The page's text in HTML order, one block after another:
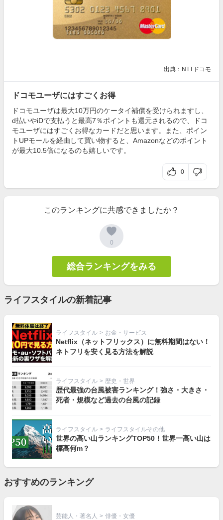
出典：NTTドコモ
ドコモユーザにはすごくお得
ドコモユーザは最大10万円のケータイ補償を受けられますし、
d払いやiDで支払うと最高7％ポイントも還元されるので、ドコ
モユーザにはすごくお得なカードだと思います。また、ポイン
トUPモールを経由して買い物すると、Amazonなどのポイント
が最大10.5倍になるのも嬉しいです。
0
このランキングに共感できましたか？
0
総合ランキングをみる
ライフスタイルの新着記事
ライフスタイル > お金・サービス
Netflix（ネットフリックス）に無料期間はない！
ネトフリを安く見る方法を解説
ライフスタイル > 歴史・世界
歴代最強の台風被害ランキング！強さ・大きさ・
死者・規模など過去の台風の記録
ライフスタイル > ライフスタイルその他
世界の高い山ランキングTOP50！世界一高い山は
標高何m？
おすすめのランキング
芸能人・著名人 > 俳優・女優